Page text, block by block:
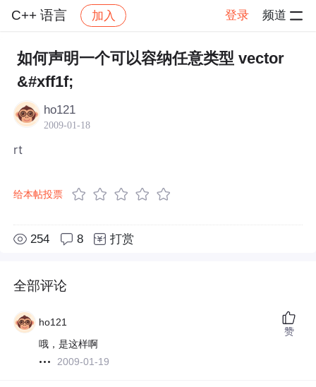
C++ 语言 加入 登录 频道
社区 C++ 语言 帖子详情
如何声明一个可以容纳任意类型 vector
&#xff1f;
ho121
2009-01-18
rt
给本帖投票
254 8 打赏
全部评论
ho121
哦，是这样啊
2009-01-19
赞